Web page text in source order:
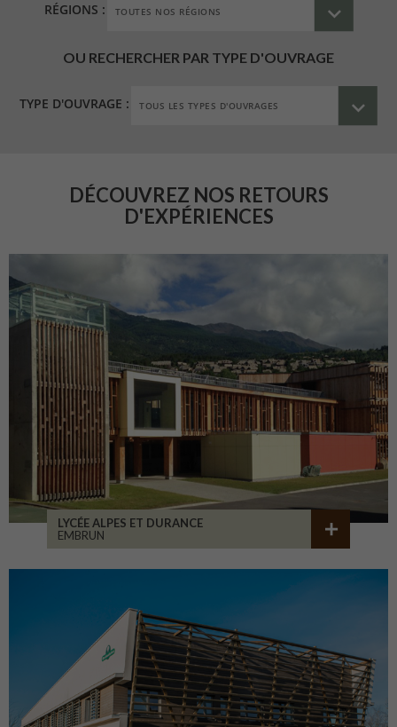
RÉGIONS :
OU RECHERCHER PAR TYPE D'OUVRAGE
TYPE D'OUVRAGE :
DÉCOUVREZ NOS RETOURS
D'EXPÉRIENCES
LYCÉE ALPES ET DURANCE
EMBRUN